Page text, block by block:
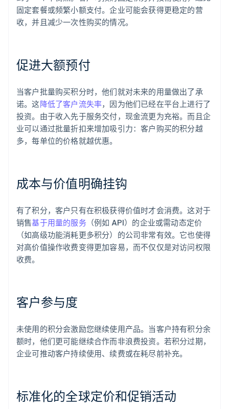
固定套餐或频繁小额支付。企业可能会获得更稳定的营
收，并且减少一次性购买的情况。
促进大额预付
当客户批量购买积分时，他们就对未来的用量做出了承
诺。这降低了客户流失率，因为他们已经在平台上进行了
投资。由于收入先于服务交付，现金流更为充裕。而且企
业可以通过批量折扣来增加吸引力：客户购买的积分越
多，每单位的价格就越优惠。
成本与价值明确挂钩
有了积分，客户只有在积极获得价值时才会消费。这对于
销售基于用量的服务 （例如 API）的企业或需动态定价
（如高级功能消耗更多积分）的公司非常有效。它也使得
对高价值操作收费变得更加容易，而不仅仅是对访问权限
收费。
客户参与度
未使用的积分会激励您继续使用产品。当客户持有积分余
额时，他们更可能继续合作而非浪费投资。若积分过期，
企业可推动客户持续使用、续费或在耗尽前补充。
标准化的全球定价和促销活动